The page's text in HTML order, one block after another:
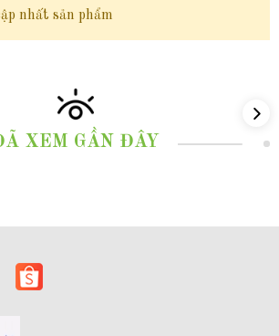
mang đến vẻ đẹp rạng rỡ và may
hữu. Được chế tác từ vàng Tây cao
bạn.
khuyến mãi hấp dẫn chào xuân
nhất sản phẩm
XEM GẦN ĐÂY